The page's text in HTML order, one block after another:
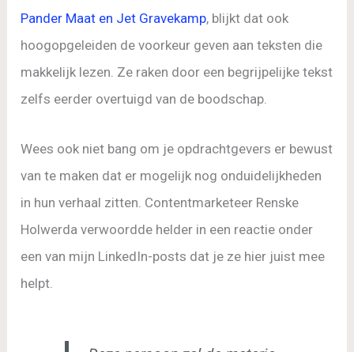
Pander Maat en Jet Gravekamp, blijkt dat ook
hoogopgeleiden de voorkeur geven aan teksten die
makkelijk lezen. Ze raken door een begrijpelijke tekst
zelfs eerder overtuigd van de boodschap.
Wees ook niet bang om je opdrachtgevers er bewust
van te maken dat er mogelijk nog onduidelijkheden
in hun verhaal zitten. Contentmarketeer Renske
Holwerda verwoordde helder in een reactie onder
een van mijn LinkedIn-posts dat je ze hier juist mee
helpt.